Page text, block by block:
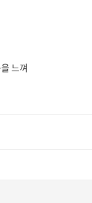
느껴